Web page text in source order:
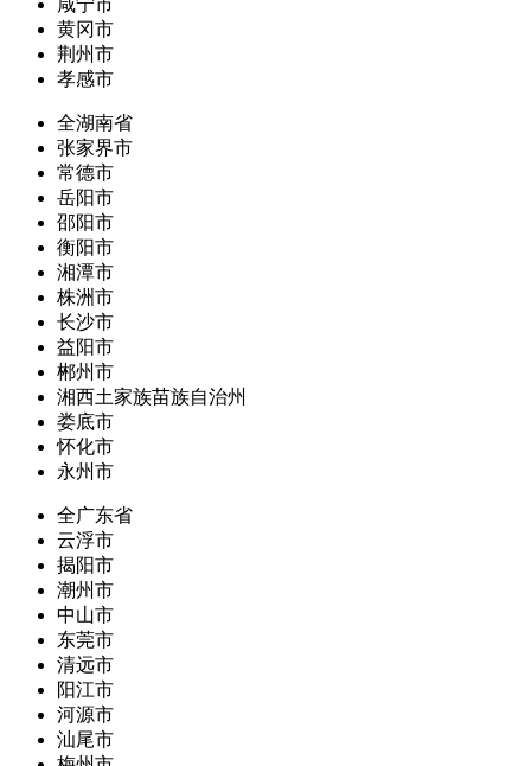
咸宁市
黄冈市
荆州市
孝感市
全湖南省
张家界市
常德市
岳阳市
邵阳市
衡阳市
湘潭市
株洲市
长沙市
益阳市
郴州市
湘西土家族苗族自治州
娄底市
怀化市
永州市
全广东省
云浮市
揭阳市
潮州市
中山市
东莞市
清远市
阳江市
河源市
汕尾市